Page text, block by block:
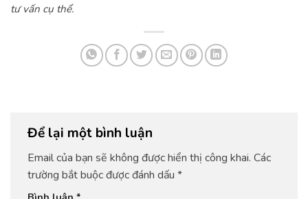
tư vấn cụ thể.
Để lại một bình luận
Email của bạn sẽ không được hiển thị công khai. Các
trường bắt buộc được đánh dấu *